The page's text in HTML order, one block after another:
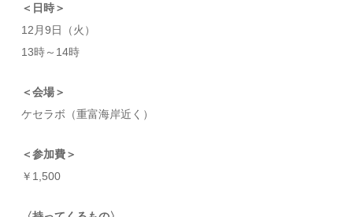
＜日時＞
12月9日（火）
13時～14時
＜会場＞
ケセラボ（重富海岸近く）
＜参加費＞
￥1,500